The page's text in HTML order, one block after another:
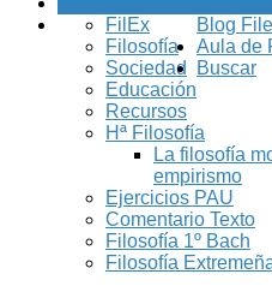
Blog
FilEx
Filosofía
Sociedad
Educación
Recursos
Aula de
Hª Filosofía
La filosofía
empirismo
Ejercicios PAU
Comentario Texto
Filosofía 1º Bach
Filosofía
Buscar